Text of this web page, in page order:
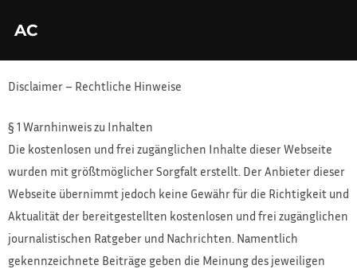
AC
Disclaimer – Rechtliche Hinweise
§ 1 Warnhinweis zu Inhalten
Die kostenlosen und frei zugänglichen Inhalte dieser Webseite
wurden mit größtmöglicher Sorgfalt erstellt. Der Anbieter dieser
Webseite übernimmt jedoch keine Gewähr für die Richtigkeit und
Aktualität der bereitgestellten kostenlosen und frei zugänglichen
journalistischen Ratgeber und Nachrichten. Namentlich
gekennzeichnete Beiträge geben die Meinung des jeweiligen